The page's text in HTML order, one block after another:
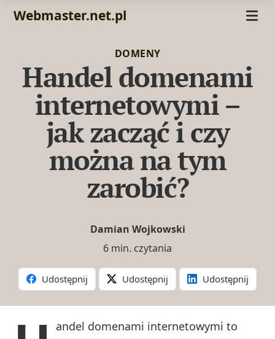
Webmaster.net.pl
DOMENY
Handel domenami
internetowymi –
jak zacząć i czy
można na tym
zarobić?
Damian Wojkowski
6 min. czytania
Udostępnij Udostępnij Udostępnij
andel domenami internetowymi to